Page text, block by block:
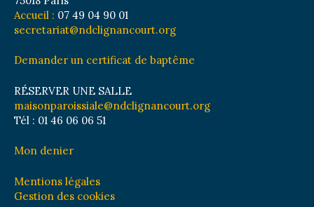
Accueil : 07 49 04 90 01
secretariat@ndclignancourt.org
Demander un certificat de baptême
RÉSERVER UNE SALLE
maisonparoissiale@ndclignancourt.org
Tél : 01 46 06 06 51
Mon denier
Mentions légales
Gestion des cookies